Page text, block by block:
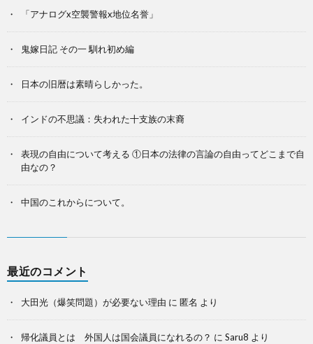
「アナログx空襲警報x地位名誉」
鬼嫁日記 その一 馴れ初め編
日本の旧暦は素晴らしかった。
インドの不思議：失われた十支族の末裔
表現の自由について考える ①日本の法律の言論の自由ってどこまで自
由なの？
中国のこれからについて。
最近のコメント
大田光（爆笑問題）が必要ない理由 に 匿名 より
帰化議員とは 外国人は国会議員になれるの？ に Saru8 より